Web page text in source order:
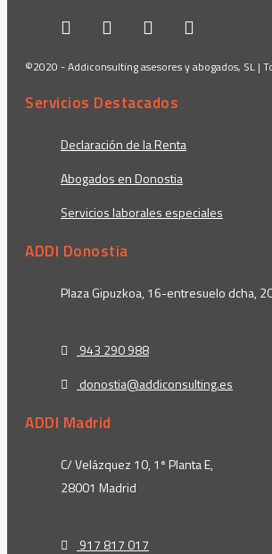
©2020 - Addiconsulting asesores y abogados, SL |
Servicios Destacados
Declaración de la Renta
Abogados en Donostia
Servicios laborales especiales
ADDI Donostia
Plaza Gipuzkoa, 16-entresuelo dcha,
943 290 988
donostia@addiconsulting.es
ADDI Madrid
C/ Velázquez 10, 1ª Planta E,
28001 Madrid
917 817 017